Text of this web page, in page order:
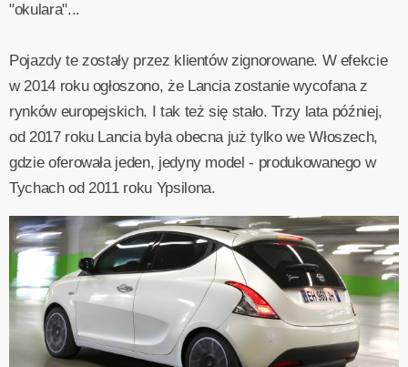
"okulara"...
Pojazdy te zostały przez klientów zignorowane. W efekcie
w 2014 roku ogłoszono, że Lancia zostanie wycofana z
rynków europejskich. I tak też się stało. Trzy lata później,
od 2017 roku Lancia była obecna już tylko we Włoszech,
gdzie oferowała jeden, jedyny model - produkowanego w
Tychach od 2011 roku Ypsilona.